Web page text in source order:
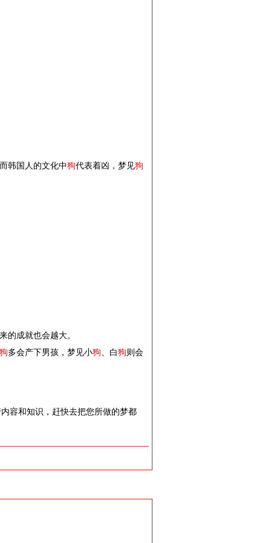
韩国人的文化中狗代表着凶，梦见狗
的成就也会越大。
狗多会产下男孩，梦见小狗、白狗则会
容和知识，赶快去把您所做的梦都